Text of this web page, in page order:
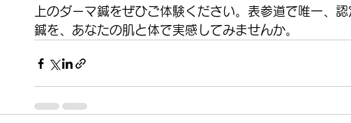
上のダーマ鍼をぜひご体験ください。表参道で唯一、
鍼を、あなたの肌と体で実感してみませんか。